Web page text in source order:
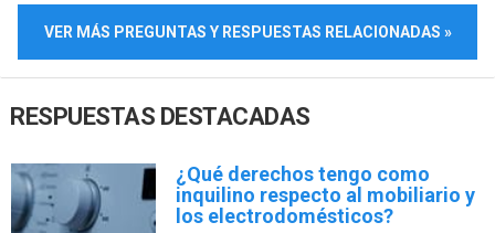
VER MÁS PREGUNTAS Y RESPUESTAS RELACIONADAS »
RESPUESTAS DESTACADAS
¿Qué derechos tengo como
inquilino respecto al mobiliario y
los electrodomésticos?